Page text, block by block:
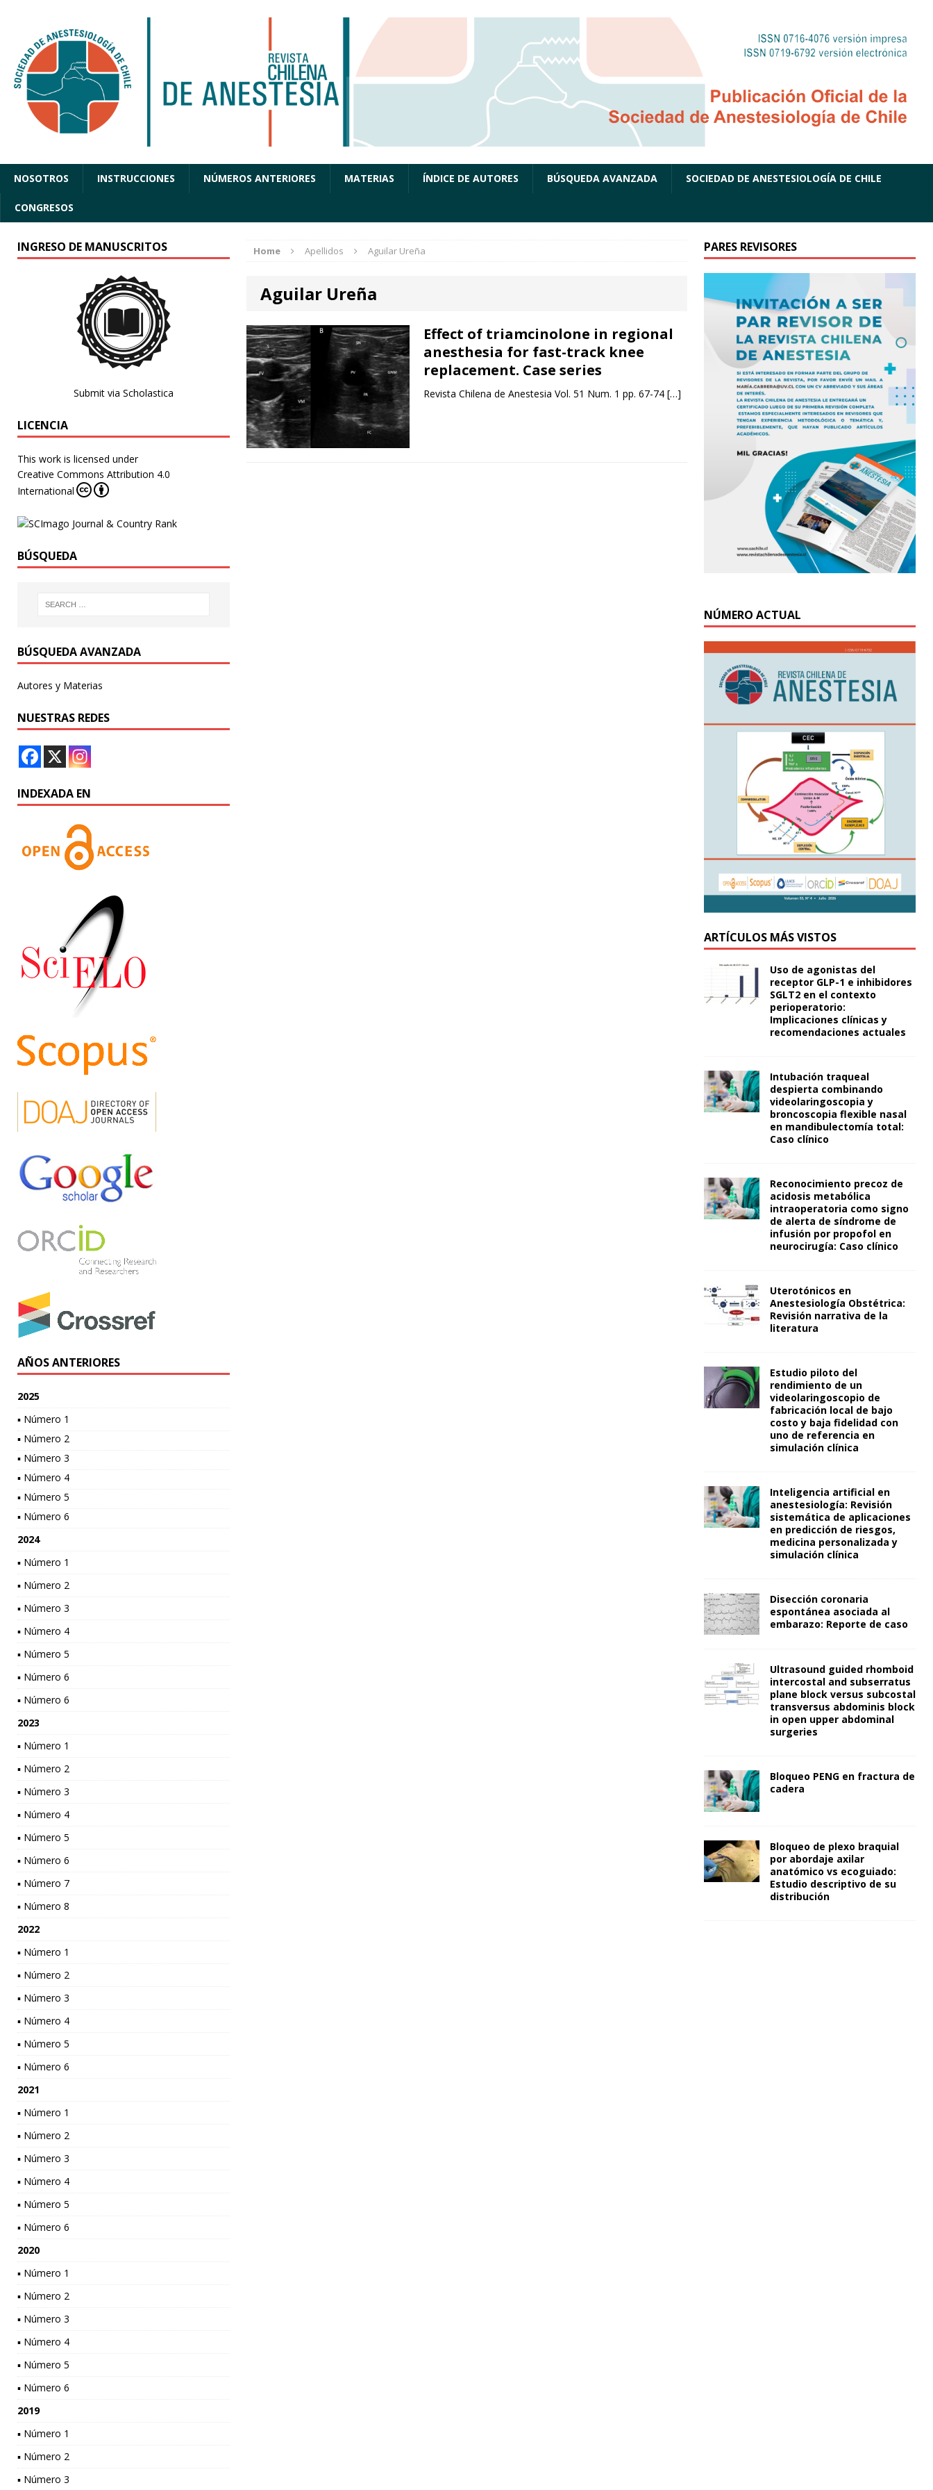
NOSOTROS INSTRUCCIONES NÚMEROS ANTERIORES MATERIAS ÍNDICE DE AUTORES BÚSQUEDA AVANZADA SOCIEDAD DE ANESTESIOLOGÍA DE CHILE
CONGRESOS
Home Apellidos Aguilar Ureña
Aguilar Ureña
Effect of triamcinolone in regional
anesthesia for fast-track knee
replacement. Case series
Revista Chilena de Anestesia Vol. 51 Num. 1 pp. 67-74 […]
INGRESO DE MANUSCRITOS
Submit via Scholastica
LICENCIA
This work is licensed under
Creative Commons Attribution 4.0
International
BÚSQUEDA
BÚSQUEDA AVANZADA
Autores y Materias
NUESTRAS REDES
INDEXADA EN
AÑOS ANTERIORES
2025
▪ Número 1
▪ Número 2
▪ Número 3
▪ Número 4
▪ Número 5
▪ Número 6
2024
▪ Número 1
▪ Número 2
▪ Número 3
▪ Número 4
▪ Número 5
▪ Número 6
▪ Número 6
2023
▪ Número 1
▪ Número 2
▪ Número 3
▪ Número 4
▪ Número 5
▪ Número 6
▪ Número 7
▪ Número 8
2022
▪ Número 1
▪ Número 2
▪ Número 3
▪ Número 4
▪ Número 5
▪ Número 6
2021
▪ Número 1
▪ Número 2
▪ Número 3
▪ Número 4
▪ Número 5
▪ Número 6
2020
▪ Número 1
▪ Número 2
▪ Número 3
▪ Número 4
▪ Número 5
▪ Número 6
2019
▪ Número 1
▪ Número 2
▪ Número 3
PARES REVISORES
NÚMERO ACTUAL
ARTÍCULOS MÁS VISTOS
Uso de agonistas del
receptor GLP-1 e inhibidores
SGLT2 en el contexto
perioperatorio:
Implicaciones clínicas y
recomendaciones actuales
Intubación traqueal
despierta combinando
videolaringoscopia y
broncoscopia flexible nasal
en mandibulectomía total:
Caso clínico
Reconocimiento precoz de
acidosis metabólica
intraoperatoria como signo
de alerta de síndrome de
infusión por propofol en
neurocirugía: Caso clínico
Uterotónicos en
Anestesiología Obstétrica:
Revisión narrativa de la
literatura
Estudio piloto del
rendimiento de un
videolaringoscopio de
fabricación local de bajo
costo y baja fidelidad con
uno de referencia en
simulación clínica
Inteligencia artificial en
anestesiología: Revisión
sistemática de aplicaciones
en predicción de riesgos,
medicina personalizada y
simulación clínica
Disección coronaria
espontánea asociada al
embarazo: Reporte de caso
Ultrasound guided rhomboid
intercostal and subserratus
plane block versus subcostal
transversus abdominis block
in open upper abdominal
surgeries
Bloqueo PENG en fractura de
cadera
Bloqueo de plexo braquial
por abordaje axilar
anatómico vs ecoguiado:
Estudio descriptivo de su
distribución